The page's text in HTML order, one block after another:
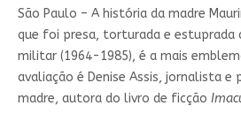
São Paulo – A história da madre
que foi presa, torturada e estuprada
militar (1964-1985), é a mais
avaliação é Denise Assis, jornalista e
madre, autora do livro de ficção